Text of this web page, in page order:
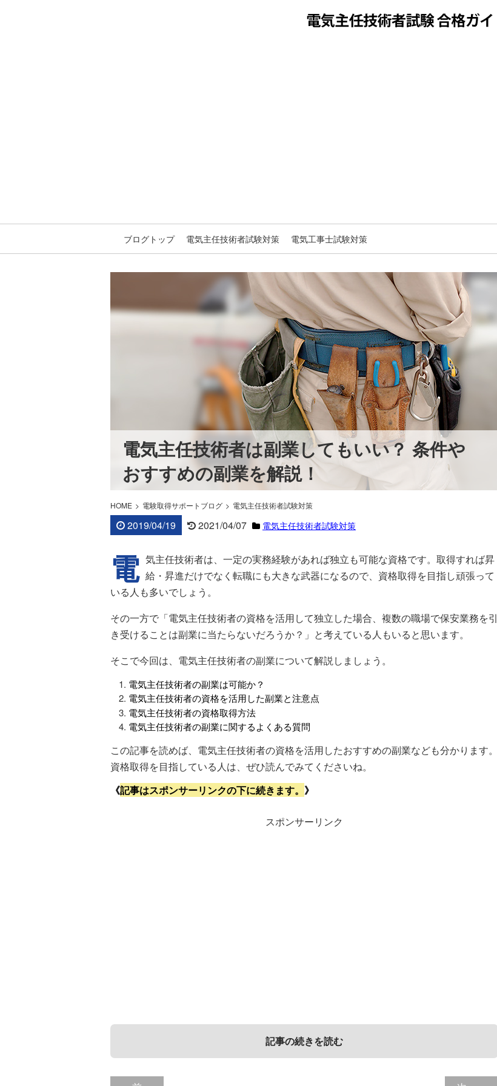
ブログトップ 電気主任技術者試験対策 電気工事士試験対策
電気主任技術者は副業してもいい？ 条件や
おすすめの副業を解説！
HOME 電験取得サポートブログ 電気主任技術者試験対策
2019/04/19 2021/04/07 電気主任技術者試験対策
電 気主任技術者は、一定の実務経験があれば独立も可能な資格です。取得すれば昇
給・昇進だけでなく転職にも大きな武器になるので、資格取得を目指し頑張って
いる人も多いでしょう。
その一方で「電気主任技術者の資格を活用して独立した場合、複数の職場で保安業務を引
き受けることは副業に当たらないだろうか？」と考えている人もいると思います。
そこで今回は、電気主任技術者の副業について解説しましょう。
電気主任技術者の副業は可能か？
電気主任技術者の資格を活用した副業と注意点
電気主任技術者の資格取得方法
電気主任技術者の副業に関するよくある質問
この記事を読めば、電気主任技術者の資格を活用したおすすめの副業なども分かります。
資格取得を目指している人は、ぜひ読んでみてくださいね。
《記事はスポンサーリンクの下に続きます。 》
スポンサーリンク
記事の続きを読む